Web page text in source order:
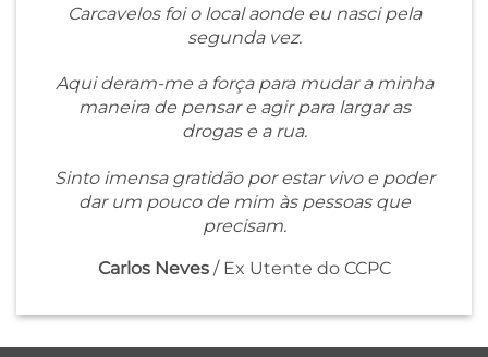
Carcavelos foi o local aonde eu nasci pela
segunda vez.
Aqui deram-me a força para mudar a minha
maneira de pensar e agir para largar as
drogas e a rua.
Sinto imensa gratidão por estar vivo e poder
dar um pouco de mim às pessoas que
precisam.
Carlos Neves / Ex Utente do CCPC